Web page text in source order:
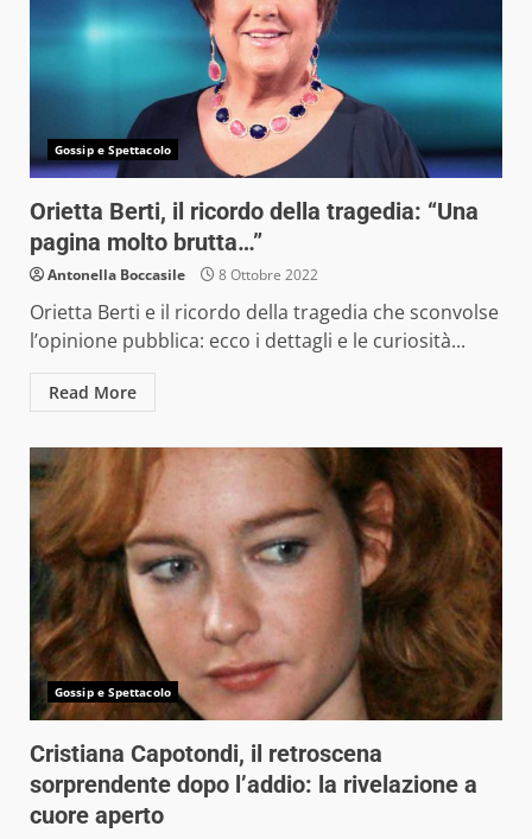
Gossip e Spettacolo
Orietta Berti, il ricordo della tragedia: “Una
pagina molto brutta…”
Antonella Boccasile 8 Ottobre 2022
Orietta Berti e il ricordo della tragedia che sconvolse
l’opinione pubblica: ecco i dettagli e le curiosità...
Read More
Gossip e Spettacolo
Cristiana Capotondi, il retroscena
sorprendente dopo l’addio: la rivelazione a
cuore aperto